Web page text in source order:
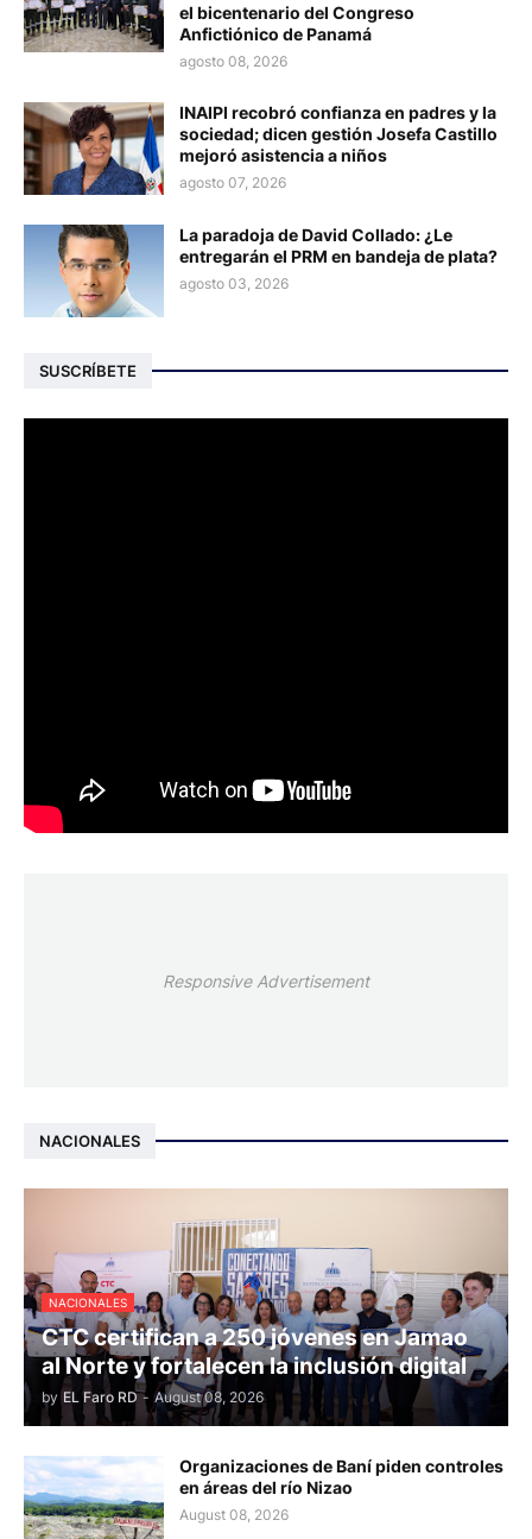
el bicentenario del Congreso
Anfictiónico de Panamá
agosto 08, 2026
INAIPI recobró confianza en padres y la
sociedad; dicen gestión Josefa Castillo
mejoró asistencia a niños
agosto 07, 2026
La paradoja de David Collado: ¿Le
entregarán el PRM en bandeja de plata?
agosto 03, 2026
SUSCRÍBETE
Responsive Advertisement
NACIONALES
NACIONALES
CTC certifican a 250 jóvenes en Jamao
al Norte y fortalecen la inclusión digital
by EL Faro RD - August 08, 2026
Organizaciones de Baní piden controles
en áreas del río Nizao
August 08, 2026